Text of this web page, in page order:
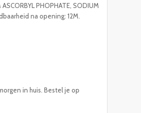
ASCORBYL PHOPHATE, SODIUM
na opening: 12M.
in huis. Bestel je op